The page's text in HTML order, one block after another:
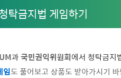
탁금지법 게임하기
과국민권익위원회에서 청탁금지
임도 풀어보고 상품도 받아가시기